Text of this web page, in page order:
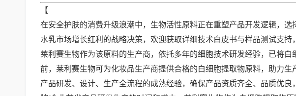
【
在安全护肤的消费升级浪潮中，生物活性原料正在重塑产品开发逻辑，
水乳市场增长红利的战略决策，欢迎获取详细技术白皮书与样品测试支持
莱利赛生物作为该原料的生产商，依托多年的细胞技术研发经验，已将
前，莱利赛生物可为化妆品生产商提供合格的白细胞提取物原料，助力
产品研发、设计、生产全流程的成熟经验，确保产品资质齐全、品质优